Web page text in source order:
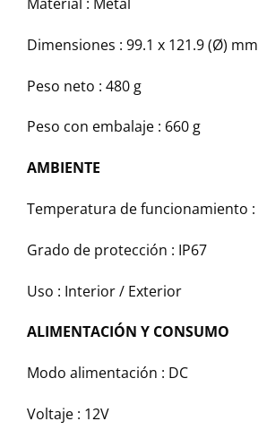
Dimensiones : 99.1 x 121.9 (Ø) mm
Peso neto : 480 g
Peso con embalaje : 660 g
AMBIENTE
Temperatura de funcionamiento :
Grado de protección : IP67
Uso : Interior / Exterior
ALIMENTACIÓN Y CONSUMO
Modo alimentación : DC
Voltaje : 12V